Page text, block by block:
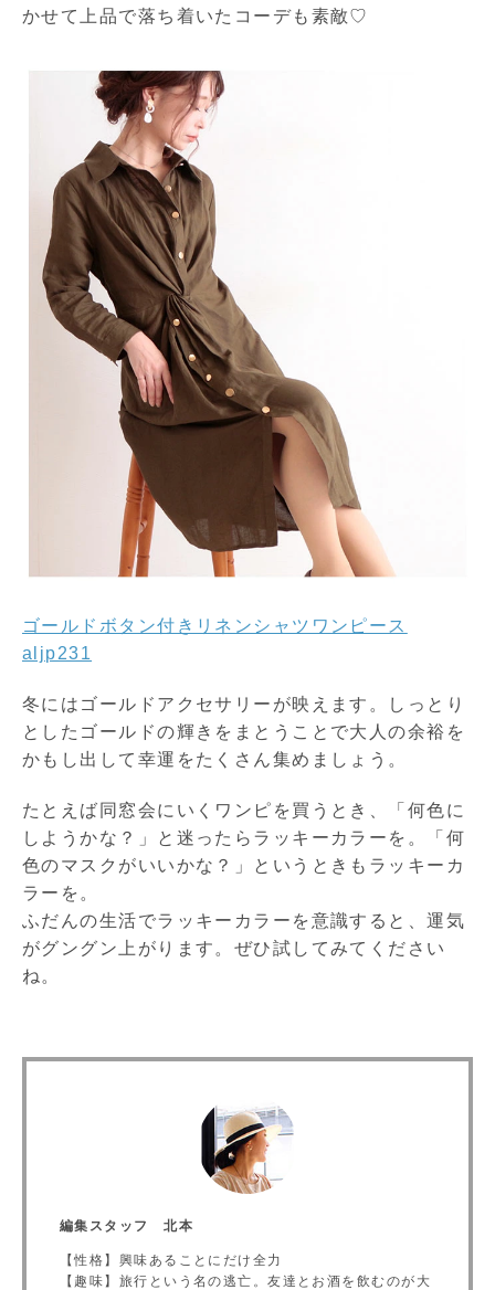
かせて上品で落ち着いたコーデも素敵♡
ゴールドボタン付きリネンシャツワンピース
aljp231
冬にはゴールドアクセサリーが映えます。しっとり
としたゴールドの輝きをまとうことで大人の余裕を
かもし出して幸運をたくさん集めましょう。
たとえば同窓会にいくワンピを買うとき、「何色に
しようかな？」と迷ったらラッキーカラーを。「何
色のマスクがいいかな？」というときもラッキーカ
ラーを。
ふだんの生活でラッキーカラーを意識すると、運気
がグングン上がります。ぜひ試してみてください
ね。
編集スタッフ 北本
【性格】興味あることにだけ全力
【趣味】旅行という名の逃亡。友達とお酒を飲むのが大